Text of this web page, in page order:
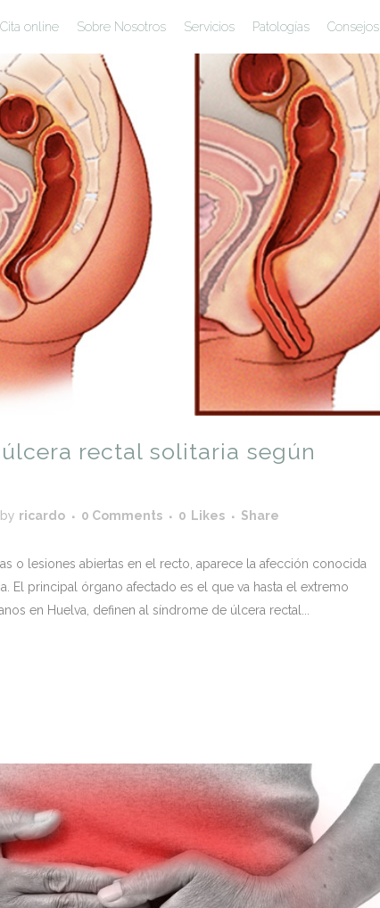
Cita online Sobre Nosotros Servicios Patologías Consejos
rectal solitaria según
by ricardo 0 Comments 0 Likes Share
o lesiones abiertas en el recto, aparece la afección conocida
El principal órgano afectado es el que va hasta el extremo
en Huelva, definen al síndrome de úlcera rectal...